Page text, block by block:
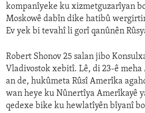
kompanîyeke ku xizmetguzarîyan
Moskowê dabîn dike hatibû
Ev yek bi tevahî li gorî qanûnên
Robert Shonov 25 salan jibo
Vladivostok xebitî. Lê, di 23-ê meha
an de, hukûmeta Rûsî Amerîka
wan heye ku Nûnertîya Amerîkayê
qedexe bike ku hewlatîyên bîyanî